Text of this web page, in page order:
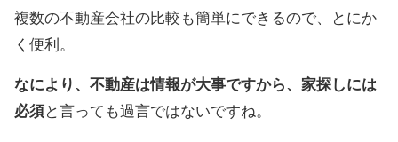
複数の不動産会社の比較も簡単にできるので、とにか
く便利。
なにより、不動産は情報が大事ですから、家探しには
必須と言っても過言ではないですね。